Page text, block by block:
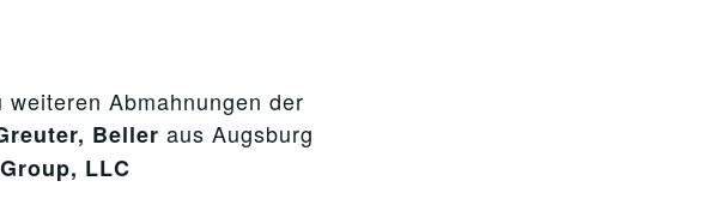
Abmahnungen der
Beller aus Augsburg
Group, LLC